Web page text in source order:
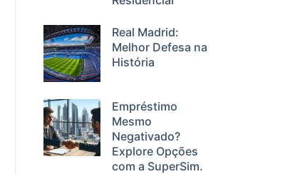
Real Madrid:
Melhor Defesa na
História
Empréstimo
Mesmo
Negativado?
Explore Opções
com a SuperSim.